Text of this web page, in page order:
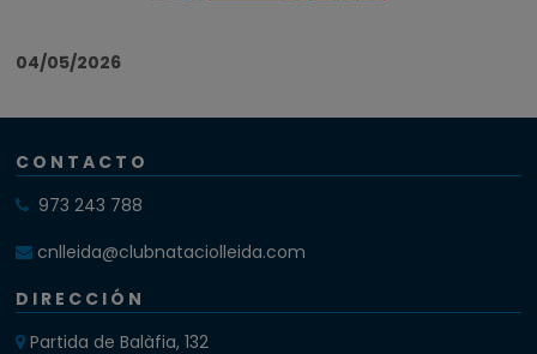
04/05/2026
CONTACTO
973 243 788
cnlleida@clubnataciolleida.com
DIRECCIÓN
Partida de Balàfia, 132